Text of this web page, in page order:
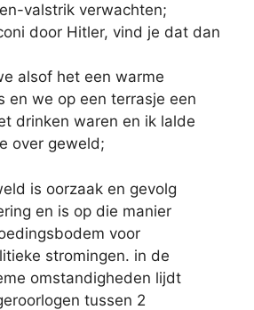
valstrik verwachten;
door Hitler, vind je dat dan
alsof het een warme
en we op een terrasje een
drinken waren en ik lalde
over geweld;
is oorzaak en gevolg
en is op die manier
voor
stromingen. in de
omstandigheden lijdt
tussen 2